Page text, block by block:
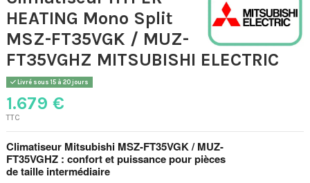
HEATING Mono Split
MSZ-FT35VGK / MUZ-
FT35VGHZ MITSUBISHI ELECTRIC
Livré sous 15 à 20 jours
1.679 €
TTC
Climatiseur Mitsubishi MSZ-FT35VGK / MUZ-
FT35VGHZ : confort et puissance pour pièces
de taille intermédiaire